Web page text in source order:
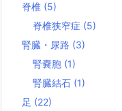
脊椎 (5)
脊椎狭窄症 (5)
腎臓・尿路 (3)
腎嚢胞 (1)
腎臓結石 (1)
足 (22)